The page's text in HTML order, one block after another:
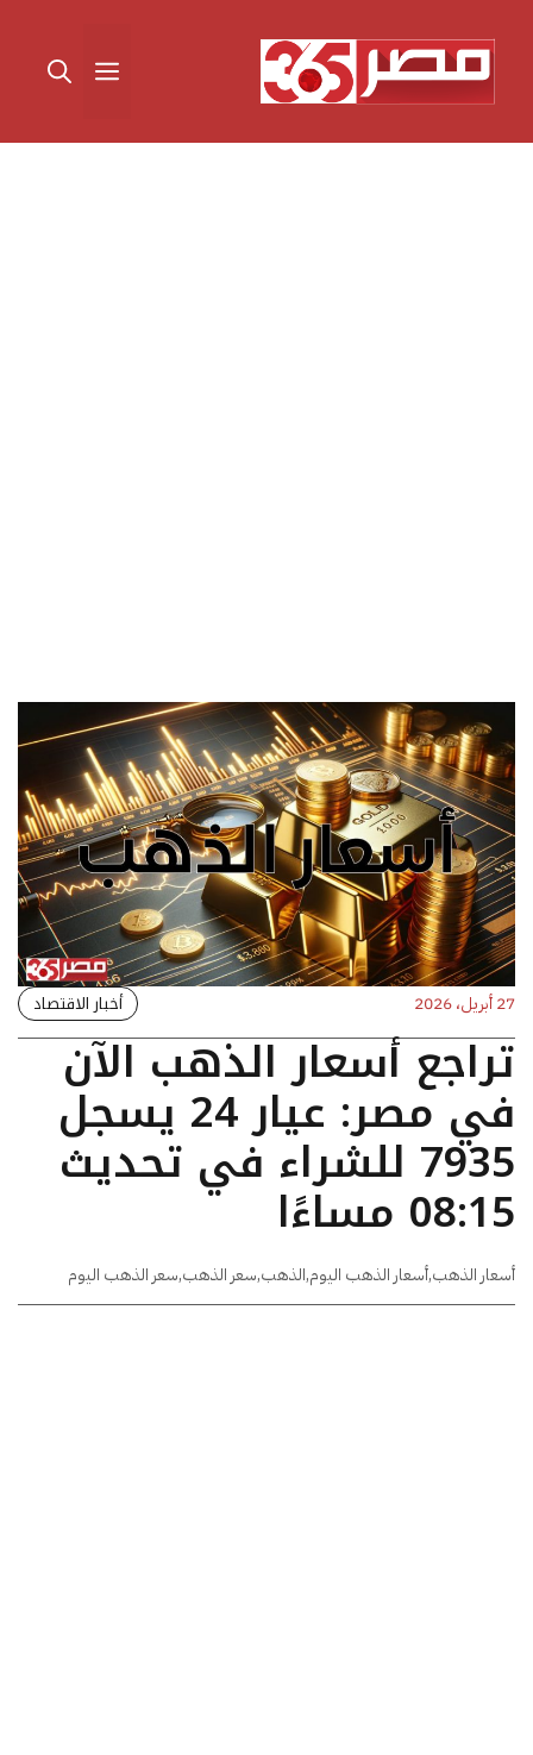
المحتوى القائمة
27 أبريل، 2026 أخبار الاقتصاد
تراجع أسعار الذهب الآن
في مصر: عيار 24 يسجل
7935 للشراء في تحديث
08:15 مساءًا
أسعار الذهب,أسعار الذهب اليوم,الذهب,سعر الذهب,سعر الذهب اليوم